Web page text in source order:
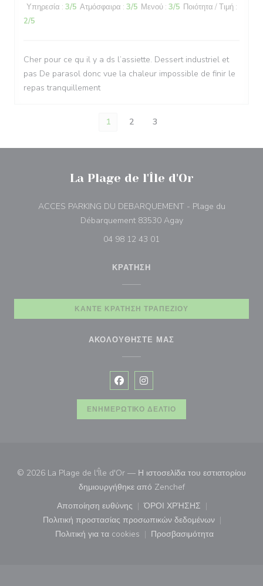
Υπηρεσία : 3/5 Ατμόσφαιρα : 3/5 Μενού : 3/5 Ποιότητα / Τιμή :
2/5
Cher pour ce qu il y a ds l’assiette. Dessert industriel et
pas De parasol donc vue la chaleur impossible de finir le
repas tranquillement
1 2 3
La Plage de l'Île d'Or
ACCES PARKING DU DEBARQUEMENT - Plage du
Débarquement 83530 Agay((ανοίγει σε νέο
04 98 12 43 01
ΚΡΆΤΗΣΗ
ΚΆΝΤΕ ΚΡΆΤΗΣΗ ΤΡΑΠΕΖΙΟΎ
ΑΚΟΛΟΥΘΉΣΤΕ ΜΑΣ
Facebook ((ανοίγει σε νέο
Instagram ((ανοίγει σε νέο
ΕΝΗΜΕΡΩΤΙΚΌ ΔΕΛΤΊΟ
© 2026 La Plage de l'Île d'Or — Η ιστοσελίδα του εστιατορίου
δημιουργήθηκε από Zenchef((ανοίγει σε νέο
Αποποίηση ευθύνης
((ανοίγει σε νέο παράθυρο))
ΌΡΟΙ ΧΡΉΣΗΣ
((ανοίγει σε νέο
Πολιτική προστασίας προσωπικών δεδομένων
((ανοίγει σε νέο παράθυρο))
Πολιτική για τα cookies
((ανοίγει σε νέο παράθυρο))
Προσβασιμότητα
((ανοίγει σε νέο